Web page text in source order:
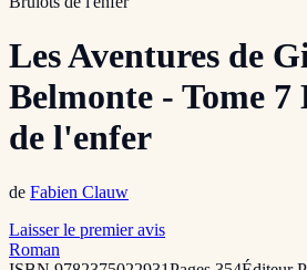
Les Aventures de
Belmonte - Tome 7
de l'enfer
de Fabien Clauw
Laisser le premier avis
Roman